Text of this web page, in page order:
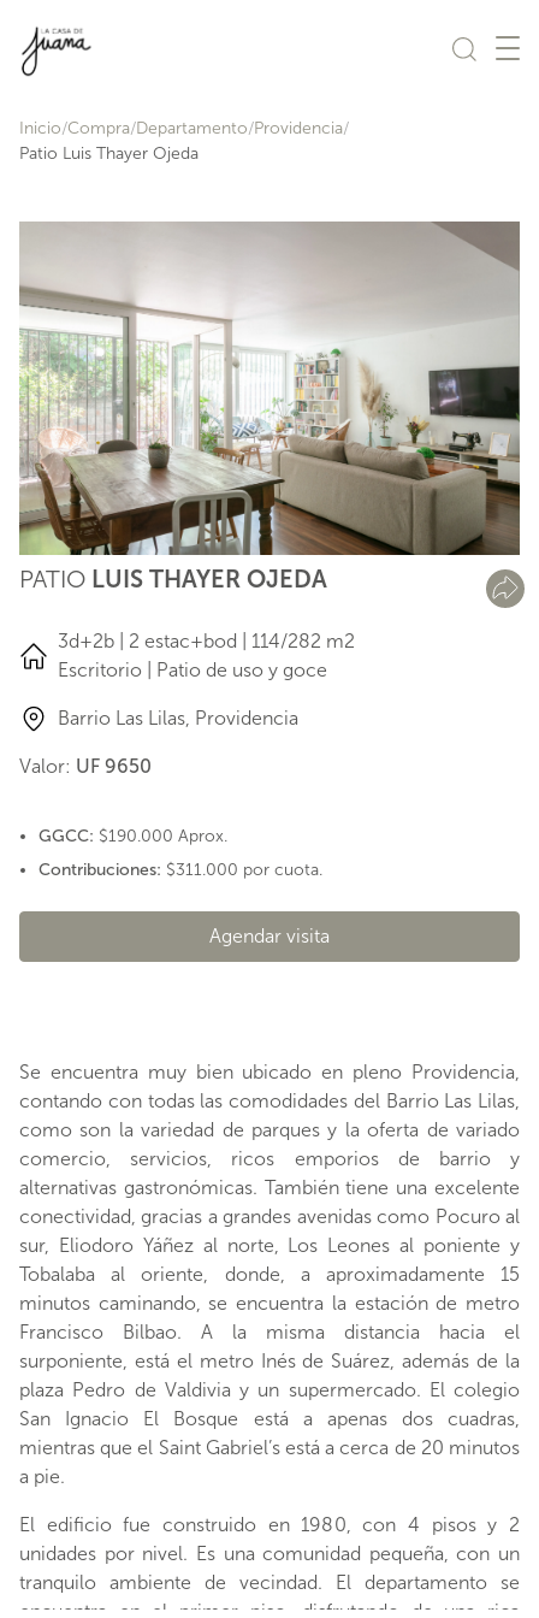
Inicio Compra Departamento Providencia
Patio Luis Thayer Ojeda
PATIO LUIS THAYER OJEDA
3d+2b | 2 estac+bod | 114/282 m2
Escritorio | Patio de uso y goce
Barrio Las Lilas, Providencia
Valor: UF 9650
GGCC: $190.000 Aprox.
Contribuciones: $311.000 por cuota.
Agendar visita
Se encuentra muy bien ubicado en pleno Providencia,
contando con todas las comodidades del Barrio Las Lilas,
como son la variedad de parques y la oferta de variado
comercio, servicios, ricos emporios de barrio y
alternativas gastronómicas. También tiene una excelente
conectividad, gracias a grandes avenidas como Pocuro al
sur, Eliodoro Yáñez al norte, Los Leones al poniente y
Tobalaba al oriente, donde, a aproximadamente 15
minutos caminando, se encuentra la estación de metro
Francisco Bilbao. A la misma distancia hacia el
surponiente, está el metro Inés de Suárez, además de la
plaza Pedro de Valdivia y un supermercado. El colegio
San Ignacio El Bosque está a apenas dos cuadras,
mientras que el Saint Gabriel’s está a cerca de 20 minutos
a pie.
El edificio fue construido en 1980, con 4​ pisos y 2
unidades por nivel. Es una comunidad pequeña, con un
tranquilo ambiente de vecindad. El departamento se
encuentra en el primer piso, disfrutando de una rica